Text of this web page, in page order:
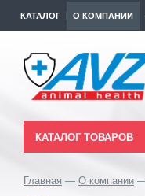
КАТАЛОГ О КОМПАНИИ
КАТАЛОГ ТОВАРОВ
Главная О компании